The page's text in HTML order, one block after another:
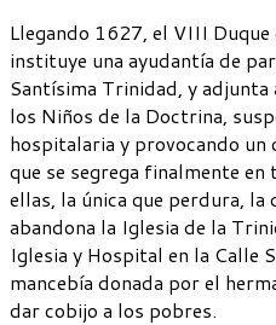
Llegando 1627, el VIII Duque
instituye una ayudantía de
Santísima Trinidad, y adjunta
los Niños de la Doctrina,
hospitalaria y provocando un
que se segrega finalmente
ellas, la única que perdura, la
abandona la Iglesia de la
Iglesia y Hospital en la Calle
mancebía donada por el
dar cobijo a los pobres.